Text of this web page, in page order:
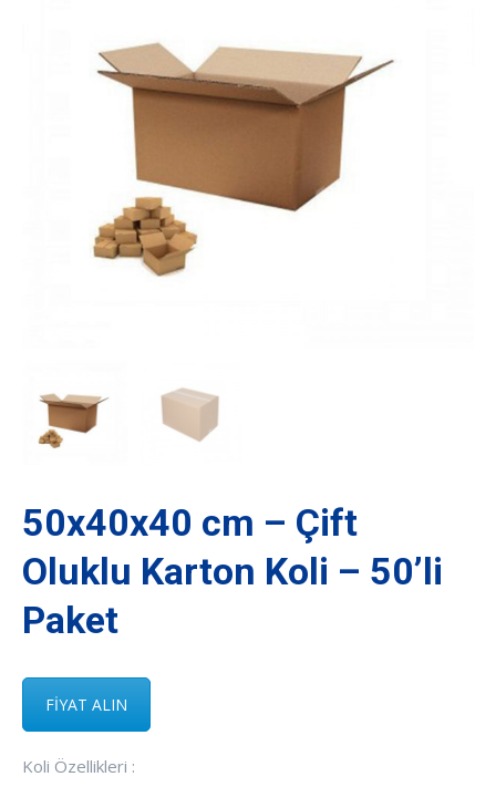
50x40x40 cm – Çift
Oluklu Karton Koli – 50’li
Paket
FİYAT ALIN
Koli Özellikleri :